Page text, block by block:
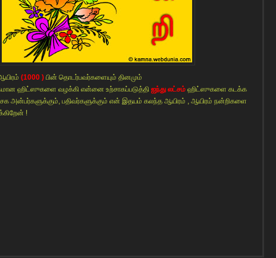
(1000 ) பின் தொடர்பவர்களையும் தினமும்
ஹிட்ஸுகளை வழக்கி என்னை உற்சாகப்படுத்தி ஐந்து லட்சம் ஹிட்ஸுகளை கடக்க
அன்பர்களுக்கும், பதிவர்களுக்கும் என் இதயம் கலந்த ஆயிரம் , ஆயிரம் நன்றிகளை
!